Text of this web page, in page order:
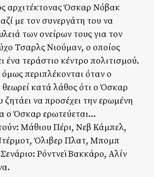
αρχιτέκτονας Όσκαρ Νόβακ
με τον συνεργάτη του να
των ονείρων τους για τον
Τσαρλς Νιούμαν, ο οποίος
ένα τεράστιο κέντρο πολιτισμού.
περιπλέκονται όταν ο
κατά λάθος ότι ο Όσκαρ
ζητάει να προσέχει την ερωμένη
ο Όσκαρ ερωτεύεται…
Μάθιου Πέρι, Νεβ Κάμπελ,
Όλιβερ Πλατ, Μπομπ
Ρόντνεϊ Βακκάρο, Αλίν